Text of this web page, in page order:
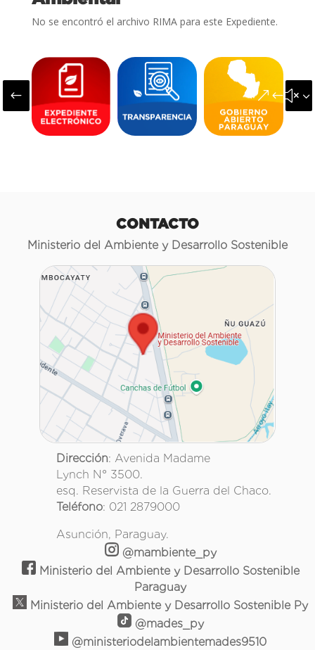
No se encontró el archivo RIMA para este Expediente.
#
CONTACTO
Ministerio del Ambiente y Desarrollo Sostenible
Dirección: Avenida Madame
Lynch N° 3500.
esq. Reservista de la Guerra del Chaco.
Teléfono: 021 2879000
Asunción, Paraguay.
@mambiente_py
Ministerio del Ambiente y Desarrollo Sostenible
Paraguay
Ministerio del Ambiente y Desarrollo Sostenible Py
@mades_py
@ministeriodelambientemades9510